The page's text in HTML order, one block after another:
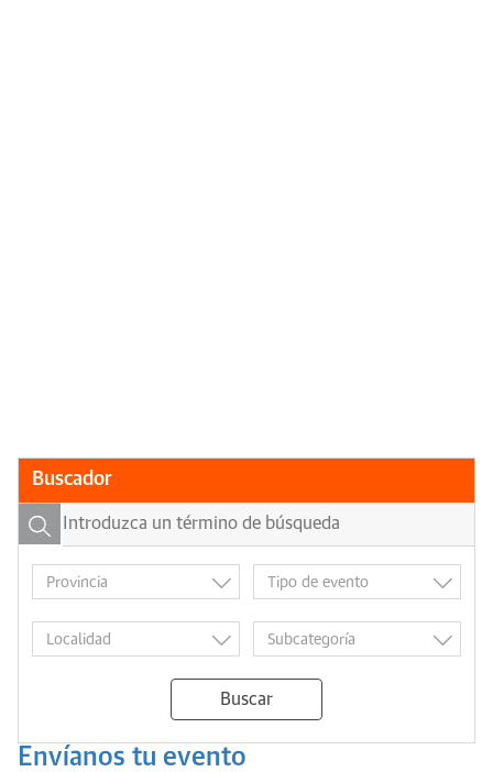
Buscador
Buscar
Envíanos tu evento